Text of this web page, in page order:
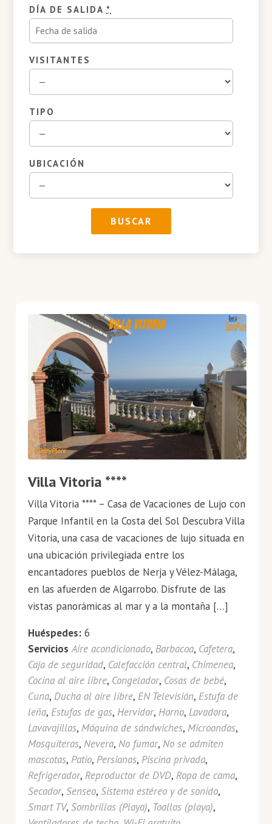
DÍA DE SALIDA *
VISITANTES
TIPO
UBICACIÓN
Villa Vitoria ****
Villa Vitoria **** – Casa de Vacaciones de Lujo con
Parque Infantil en la Costa del Sol Descubra Villa
Vitoria, una casa de vacaciones de lujo situada en
una ubicación privilegiada entre los
encantadores pueblos de Nerja y Vélez-Málaga,
en las afuerden de Algarrobo. Disfrute de las
vistas panorámicas al mar y a la montaña […]
Huéspedes: 6
Servicios Aire acondicionado, Barbacoa, Cafetera,
Caja de seguridad, Calefacción central, Chimenea,
Cocina al aire libre, Congelador, Cosas de bebé,
Cuna, Ducha al aire libre, EN Televisión, Estufa de
leña, Estufas de gas, Hervidor, Horno, Lavadora,
Lavavajillas, Máquina de sándwiches, Microondas,
Mosquiteras, Nevera, No fumar, No se admiten
mascotas, Patio, Persianas, Piscina privada,
Refrigerador, Reproductor de DVD, Ropa de cama,
Secador,Senseo,Sistema estéreo y de sonido,
Smart TV,Sombrillas (Playa), Toallas (playa),